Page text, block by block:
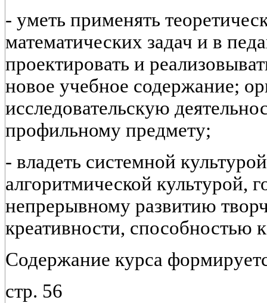
- уметь применять
математических задач и в
проектировать и
новое учебное содержание;
исследовательскую
профильному предмету;
- владеть системной
алгоритмической культурой,
непрерывному развитию
креативности, способностью
Содержание курса
стр. 56